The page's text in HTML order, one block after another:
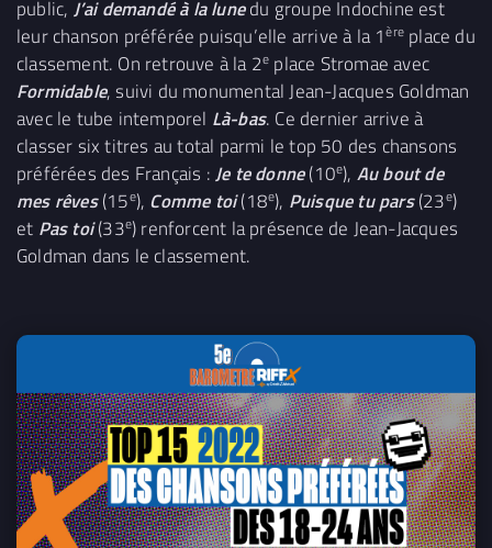
public, J’ai demandé à la lunedu groupe Indochine est
leur chanson préférée puisqu’elle arrive à la 1ère place du
classement. On retrouve à la 2e place Stromae avec
Formidable, suivi du monumental Jean-Jacques Goldman
avec le tube intemporel Là-bas. Ce dernier arrive à
classer six titres au total parmi le top 50 des chansons
préférées des Français : Je te donne(10e), Au bout de
mes rêves(15e), Comme toi(18e), Puisque tu pars(23e)
et Pas toi(33e) renforcent la présence de Jean-Jacques
Goldman dans le classement.